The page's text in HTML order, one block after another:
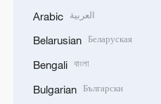
Arabic العربية
Belarusian Беларуская
Bengali বাংলা
Bulgarian Български